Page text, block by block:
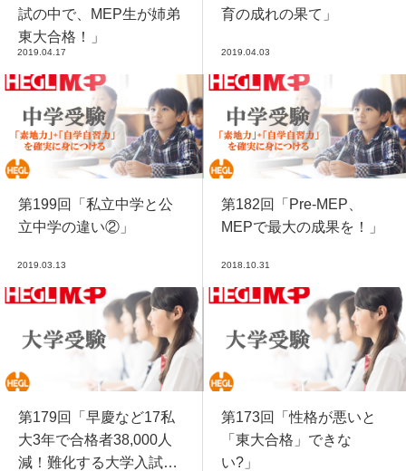
試の中で、MEP生が姉弟
東大合格！」
2019.04.17
育の成れの果て」
2019.04.03
第199回「私立中学と公
立中学の違い②」
2019.03.13
第182回「Pre-MEP、
MEPで最大の成果を！」
2018.10.31
第179回「早慶など17私
大3年で合格者38,000人
減！難化する大学入試に
第173回「性格が悪いと
「東大合格」できな
い?」